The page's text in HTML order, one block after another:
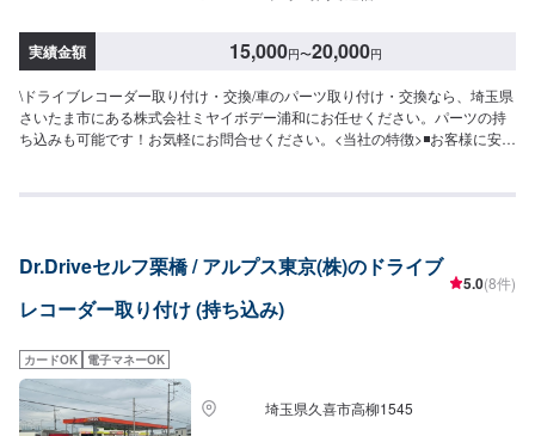
実績金額 15,000円〜20,000円
\ドライブレコーダー取り付け・交換/車のパーツ取り付け・交換なら、埼玉県
さいたま市にある株式会社ミヤイボデー浦和にお任せください。パーツの持
ち込みも可能です！お気軽にお問合せください。<当社の特徴>◾お客様に安
うことなどは実務経験の長いスタッフが丁寧にわかりやすく説明いたします
【作業の流れ】【1】お問い合わせ【2】車の確認・お見積もりの作成【3】
車のお預かり【4】修理開始【5】修理終了・お支払い【6】アフターサポー
ト【代車について】作業中にお車が必要なお客様には、代車をお出しするこ
ただけ、ほぼすべてにETC、ナビが付いております。※代車の燃料代はお客様
にご負担いただいております。【定休日・営業時間】定休日：年中無休（大
型連休のみ休み）営業時間：9:00~18:00
Dr.Driveセルフ栗橋 / アルプス東京(株)のドライブ
レコーダー取り付け (持ち込み)
5.0(8件)
カードOK 電子マネーOK
埼玉県久喜市高柳1545